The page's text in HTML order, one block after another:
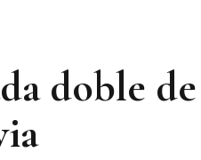
doble